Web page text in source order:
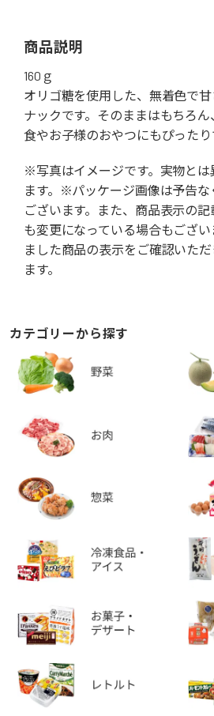
商品説明
160ｇ
オリゴ糖を使用した、無着色で
ナックです。そのままはもちろ
食やお子様のおやつにもぴったり
※写真はイメージです。実物とは
ます。※パッケージ画像は予告
ございます。また、商品表示の
も変更になっている場合もござ
ました商品の表示をご確認いた
ます。
カテゴリーから探す